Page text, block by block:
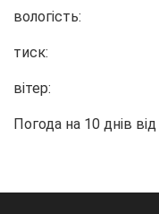
вологість:
тиск:
вітер:
Погода на 10 днів від